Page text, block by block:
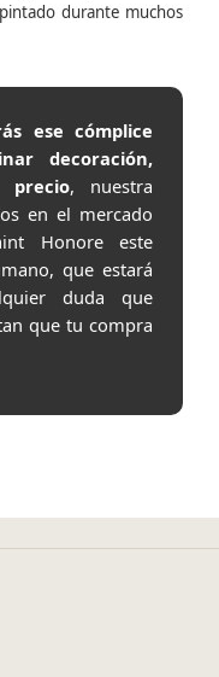
durante muchos
ese cómplice
decoración,
, nuestra
en el mercado
Honore este
que estará
duda que
que tu compra